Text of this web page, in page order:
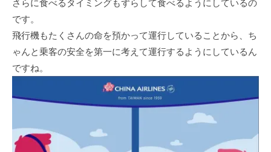
さらに食べるタイミングもずらして食べるようにしているの
です。
飛行機もたくさんの命を預かって運行していることから、ち
ゃんと乗客の安全を第一に考えて運行するようにしているん
ですね。